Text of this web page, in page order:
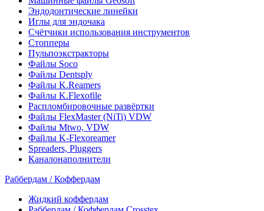
Эндодонтические линейки
Иглы для эндочака
Счётчики использования инструментов
Стопперы
Пульпоэкстракторы
Файлы Soco
Файлы Dentsply
Файлы K.Reamers
Файлы K.Flexofile
Распломбировочные развёртки
Файлы FlexMaster (NiTi) VDW
Файлы Mtwo, VDW
Файлы K-Flexoreamer
Spreaders, Pluggers
Каналонаполнители
Раббердам / Коффердам
Жидкий коффердам